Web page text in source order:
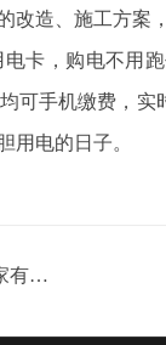
造、施工方案
，购电不用跑
可手机缴费，
用电的日子。
远程抄表怎么接线?远程抄表厂家有哪些?